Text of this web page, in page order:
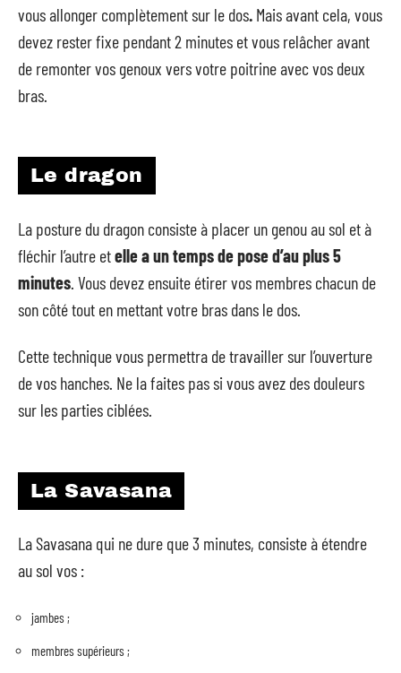
vous allonger complètement sur le dos. Mais avant cela, vous
devez rester fixe pendant 2 minutes et vous relâcher avant
de remonter vos genoux vers votre poitrine avec vos deux
bras.
Le dragon
La posture du dragon consiste à placer un genou au sol et à
fléchir l’autre etelle a un temps de pose d’au plus 5
minutes . Vous devez ensuite étirer vos membres chacun de
son côté tout en mettant votre bras dans le dos.
Cette technique vous permettra de travailler sur l’ouverture
de vos hanches. Ne la faites pas si vous avez des douleurs
sur les parties ciblées.
La Savasana
La Savasana qui ne dure que 3 minutes, consiste à étendre
au sol vos :
jambes ;
membres supérieurs ;